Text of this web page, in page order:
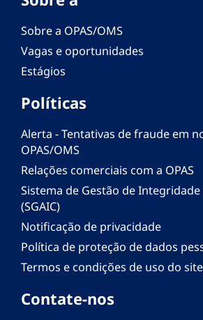
Sobre a OPAS/OMS
Vagas e oportunidades
Estágios
Políticas
Alerta - Tentativas de fraude em
OPAS/OMS
Relações comerciais com a OPAS
Sistema de Gestão de
(SGAIC)
Notificação de privacidade
Política de proteção de dados
Termos e condições de uso do site
Contate-nos